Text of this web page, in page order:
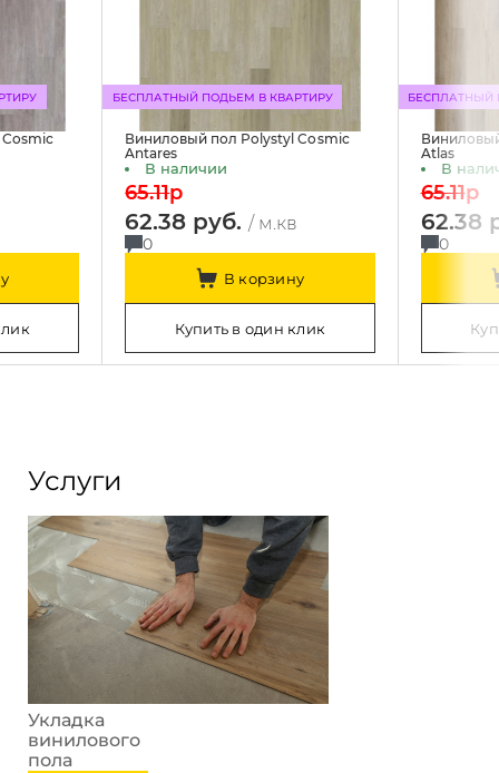
БЕСПЛАТНЫЙ ПОДЬЕМ В КВАРТИРУ
Виниловый пол Polystyl Cosmic
Antares
В наличии
65.11p
62.38 руб./ м.кв
0
В корзину
Купить в один клик
БЕСПЛАТНЫЙ
Atlas
В
65.11p
62.38
0
Услуги
Укладка
винилового
пола